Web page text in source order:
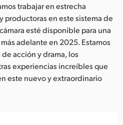
trabajar en estrecha
productoras en este sistema de
esté disponible para una
adelante en 2025. Estamos
acción y drama, los
experiencias increíbles que
este nuevo y extraordinario